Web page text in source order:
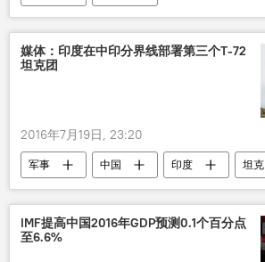
媒体：印度在中印分界线部署第三个T-72
坦克团
2016年7月19日, 23:20
军事 中国 印度 坦克
IMF提高中国2016年GDP预测0.1个百分点
至6.6%